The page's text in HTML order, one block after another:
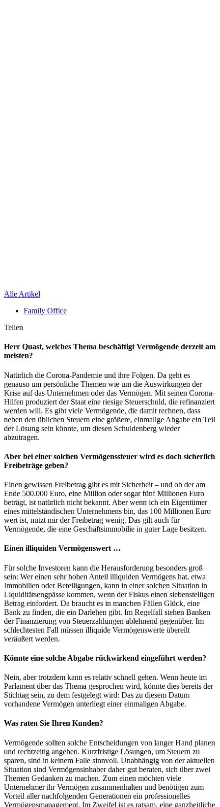
Alle Artikel
Family Office
Teilen
Herr Quast, welches Thema beschäftigt Vermögende derzeit am
meisten?
Natürlich die Corona-Pandemie und ihre Folgen. Da geht es
genauso um persönliche Themen wie um die Auswirkungen der
Krise auf das Unternehmen oder das Vermögen. Mit seinen Corona-
Hilfen produziert der Staat eine riesige Steuerschuld, die refinanziert
werden will. Es gibt viele Vermögende, die damit rechnen, dass
neben den üblichen Steuern eine größere, einmalige Abgabe ein Teil
der Lösung sein könnte, um diesen Schuldenberg wieder
abzutragen.
Aber bei einer solchen Vermögenssteuer wird es doch sicherlich
Freibeträge geben?
Einen gewissen Freibetrag gibt es mit Sicherheit – und ob der am
Ende 500.000 Euro, eine Million oder sogar fünf Millionen Euro
beträgt, ist natürlich nicht bekannt. Aber wenn ich ein Eigentümer
eines mittelständischen Unternehmens bin, das 100 Millionen Euro
wert ist, nutzt mir der Freibetrag wenig. Das gilt auch für
Vermögende, die eine Geschäftsimmobilie in guter Lage besitzen.
Einen illiquiden Vermögenswert …
Für solche Investoren kann die Herausforderung besonders groß
sein: Wer einen sehr hohen Anteil illiquiden Vermögens hat, etwa
Immobilien oder Beteiligungen, kann in einer solchen Situation in
Liquiditätsengpässe kommen, wenn der Fiskus einen siebenstelligen
Betrag einfordert. Da braucht es in manchen Fällen Glück, eine
Bank zu finden, die ein Darlehen gibt. Im Regelfall stehen Banken
der Finanzierung von Steuerzahlungen ablehnend gegenüber. Im
schlechtesten Fall müssen illiquide Vermögenswerte übereilt
veräußert werden.
Könnte eine solche Abgabe rückwirkend eingeführt werden?
Nein, aber trotzdem kann es relativ schnell gehen. Wenn heute im
Parlament über das Thema gesprochen wird, könnte dies bereits der
Stichtag sein, zu dem festgelegt wird: Das zu diesem Datum
vorhandene Vermögen unterliegt einer einmaligen Abgabe.
Was raten Sie Ihren Kunden?
Vermögende sollten solche Entscheidungen von langer Hand planen
und rechtzeitig angehen. Kurzfristige Lösungen, um Steuern zu
sparen, sind in keinem Falle sinnvoll. Unabhängig von der aktuellen
Situation sind Vermögensinhaber daher gut beraten, sich über zwei
Themen Gedanken zu machen. Zum einen möchten viele
Unternehmer ihr Vermögen zusammenhalten und benötigen zum
Vorteil aller nachfolgenden Generationen ein professionelles
Vermögensmanagement. Im Zweifel ist es ratsam, eine ganzheitliche